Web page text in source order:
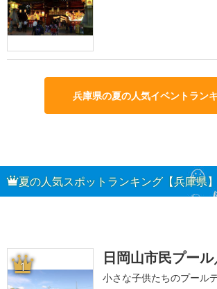
兵庫県の夏の人気イベントラン
夏の人気スポットランキング【兵庫県】
1 日岡山市民プー
小さな子供たちのプール